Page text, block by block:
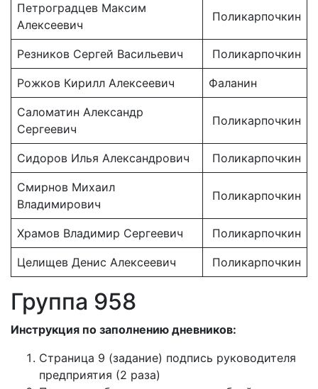
Петроградцев Максим
Алексеевич
Поликарпочкин
Резников Сергей Васильевич Поликарпочкин
Рожков Кирилл Алексеевич Фаланин
Саломатин Александр
Сергеевич
Поликарпочкин
Сидоров Илья Александрович Поликарпочкин
Смирнов Михаил
Владимирович
Поликарпочкин
Храмов Владимир Сергеевич Поликарпочкин
Целищев Денис Алексеевич Поликарпочкин
Группа 958
Инструкция по заполнению дневников:
Страница 9 (задание) подпись руководителя
предприятия (2 раза)